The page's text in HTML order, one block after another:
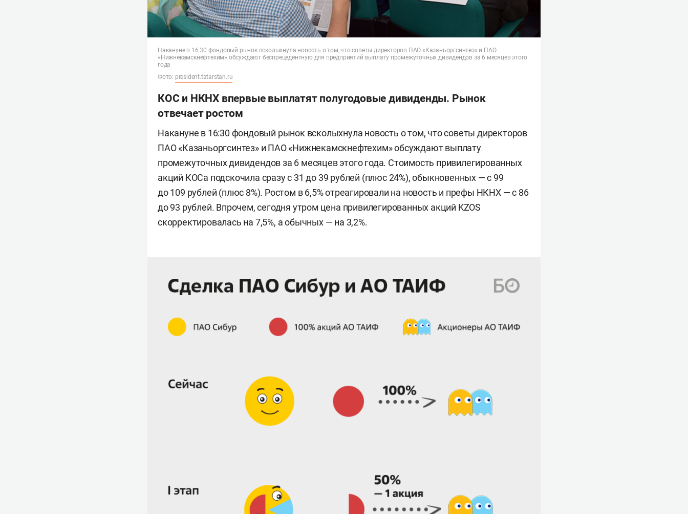
Накануне в 16:30 фондовый рынок всколыхнула новость о том, что советы директоров ПАО «Казаньоргсинтез» и ПАО
«Нижнекамскнефтехим» обсуждают беспрецедентную для предприятий выплату промежуточных дивидендов за 6 месяцев этого
года
Фото: president.tatarstan.ru
КОС и НКНХ впервые выплатят полугодовые дивиденды. Рынок
отвечает ростом
Накануне в 16:30 фондовый рынок всколыхнула новость о том, что советы директоров
ПАО «Казаньоргсинтез» и ПАО «Нижнекамскнефтехим» обсуждают выплату
промежуточных дивидендов за 6 месяцев этого года. Стоимость привилегированных
акций КОСа подскочила сразу с 31 до 39 рублей (плюс 24%), обыкновенных — с 99
до 109 рублей (плюс 8%). Ростом в 6,5% отреагировали на новость и префы НКНХ — с 86
до 93 рублей. Впрочем, сегодня утром цена привилегированных акций KZOS
скорректировалась на 7,5%, а обычных — на 3,2%.